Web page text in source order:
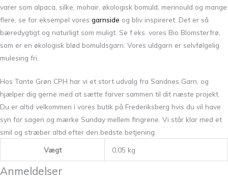
varer som alpaca, silke, mohair, økologisk bomuld, merinould og mange
flere, se for eksempel vores garnside og bliv inspireret. Det er så
bæredygtigt og naturligt som muligt. Se f.eks. vores Bio Blomsterfrø,
som er en økologisk blød bomuldsgarn. Vores uldgarn er selvfølgelig
mulesing fri.
Hos Tante Grøn CPH har vi et stort udvalg fra Sandnes Garn, og
hjælper dig gerne med at sætte farver sammen til dit næste projekt.
Du er altid velkommen i vores butik på Frederiksberg hvis du vil have
syn for sagen og mærke Sunday mellem fingrene. Vi står klar med et
smil og stræber altid efter den bedste betjening.
Vægt 0,05 kg
Anmeldelser